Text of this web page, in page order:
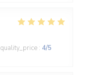
quality_price : 4/5